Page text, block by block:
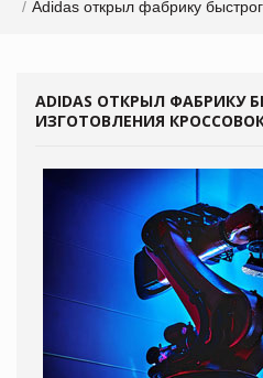
Adidas открыл фабрику
ADIDAS ОТКРЫЛ ФАБРИКУ
ИЗГОТОВЛЕНИЯ